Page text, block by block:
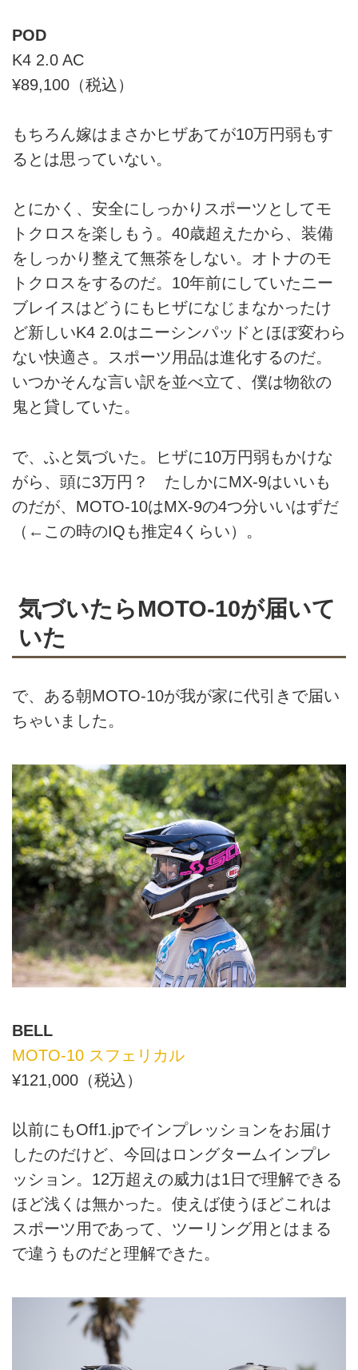
POD
K4 2.0 AC
¥89,100（税込）
もちろん嫁はまさかヒザあてが10万円弱もす
るとは思っていない。
とにかく、安全にしっかりスポーツとしてモ
トクロスを楽しもう。40歳超えたから、装備
をしっかり整えて無茶をしない。オトナのモ
トクロスをするのだ。10年前にしていたニー
ブレイスはどうにもヒザになじまなかったけ
ど新しいK4 2.0はニーシンパッドとほぼ変わら
ない快適さ。スポーツ用品は進化するのだ。
いつかそんな言い訳を並べ立て、僕は物欲の
鬼と貸していた。
で、ふと気づいた。ヒザに10万円弱もかけな
がら、頭に3万円？ たしかにMX-9はいいも
のだが、MOTO-10はMX-9の4つ分いいはずだ
（←この時のIQも推定4くらい）。
気づいたらMOTO-10が届いて
いた
で、ある朝MOTO-10が我が家に代引きで届い
ちゃいました。
BELL
MOTO-10 スフェリカル
¥121,000（税込）
以前にもOff1.jpでインプレッションをお届け
したのだけど、今回はロングタームインプレ
ッション。12万超えの威力は1日で理解できる
ほど浅くは無かった。使えば使うほどこれは
スポーツ用であって、ツーリング用とはまる
で違うものだと理解できた。